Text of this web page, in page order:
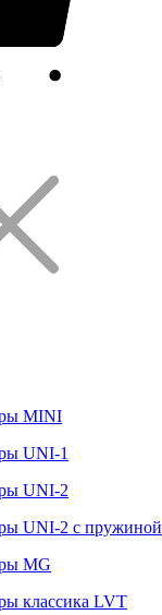
MINI
UNI-1
UNI-2
UNI-2 с пружиной
MG
классика LVT